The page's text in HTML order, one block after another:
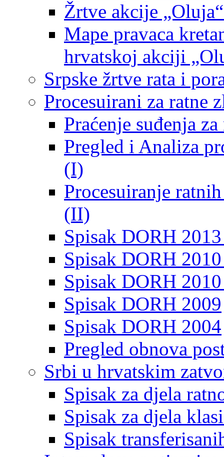
Žrtve akcije
Mape pravaca
hrvatskoj akciji
Srpske žrtve rata i
Procesuirani za ratne
Praćenje suđenja
Pregled i Analiza
(I)
Procesuiranje
(II)
Spisak DORH
Spisak DORH
Spisak DORH
Spisak DORH 2009
Spisak DORH 2004
Pregled obnova
Srbi u hrvatskim
Spisak za djela
Spisak za djela
Spisak